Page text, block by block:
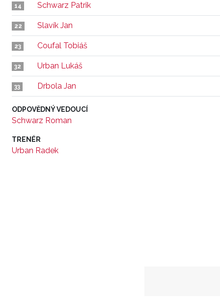
14 Schwarz Patrik
22 Slavík Jan
23 Coufal Tobiáš
32 Urban Lukáš
33 Drbola Jan
ODPOVĚDNÝ VEDOUCÍ
Schwarz Roman
TRENÉR
Urban Radek